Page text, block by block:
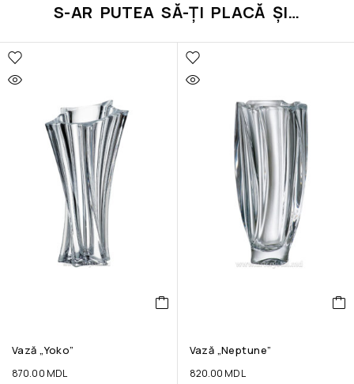
S-AR PUTEA SĂ-ȚI PLACĂ ȘI…
Vază „Yoko”
870.00 MDL
Vază „Neptune”
820.00 MDL